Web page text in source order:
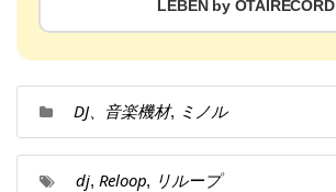
LEBEN by OTAIRECORD
DJ、音楽機材, ミノル
dj, Reloop, リループ